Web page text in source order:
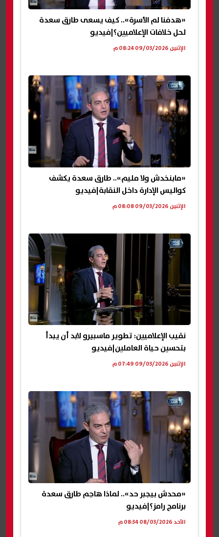
«هدفنا لم الأسرة».. كيف يسعى طارق سعدة
لحل خلافات الإعلاميين؟|فيديو
الإثنين 09/03/2026 08:24 م
«مابنخدش ولا مليم».. طارق سعدة يكشف
كواليس الإدارة داخل النقابة|فيديو
الإثنين 09/03/2026 08:08 م
نقيب الإعلاميين: تطوير ماسبيرو لابد أن يبدأ
بتحسين حياة العاملين|فيديو
الإثنين 09/03/2026 07:49 م
«محدش بيجبر حد».. لماذا هاجم طارق سعدة
برنامج رامز؟|فيديو
الأحد 08/03/2026 08:34 م